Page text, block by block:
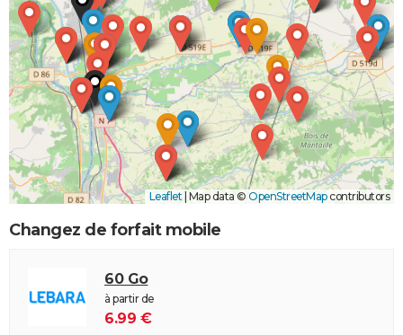
Leaflet Map data © OpenStreetMapcontributors
Changez de forfait mobile
60 Go
à partir de
6.99 €